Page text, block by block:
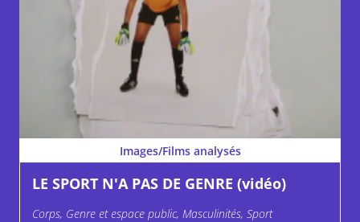
Images/Films analysés
LE SPORT N'A PAS DE GENRE (vidéo)
Corps, Genre et espace public, Masculinités, Sport